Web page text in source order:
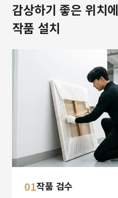
감상하기 좋은 위치에
작품 설치
01작품 검수